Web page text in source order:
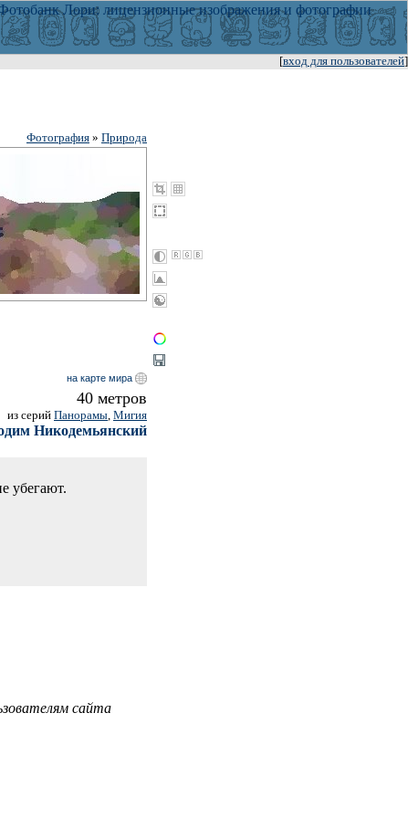
[вход для пользователей]
Фотография » Природа
на карте мира
40 метров
из серий Панорамы, Мигия
Никодемьянский
убегают.
сайта